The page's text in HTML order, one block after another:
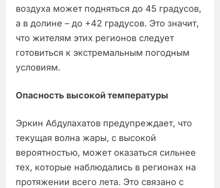
воздуха может подняться до 45 градусов,
а в долине – до +42 градусов. Это значит,
что жителям этих регионов следует
готовиться к экстремальным погодным
условиям.
Опасность высокой температуры
Эркин Абдулахатов предупреждает, что
текущая волна жары, с высокой
вероятностью, может оказаться сильнее
тех, которые наблюдались в регионах на
протяжении всего лета. Это связано с